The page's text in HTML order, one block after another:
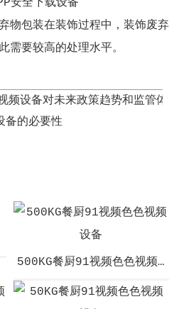
物包装在装饰过程中，装饰废弃
需要较高的处理水平。
频设备对未来政策趋势和监管
备的必要性
500KG餐厨91视频色色视频